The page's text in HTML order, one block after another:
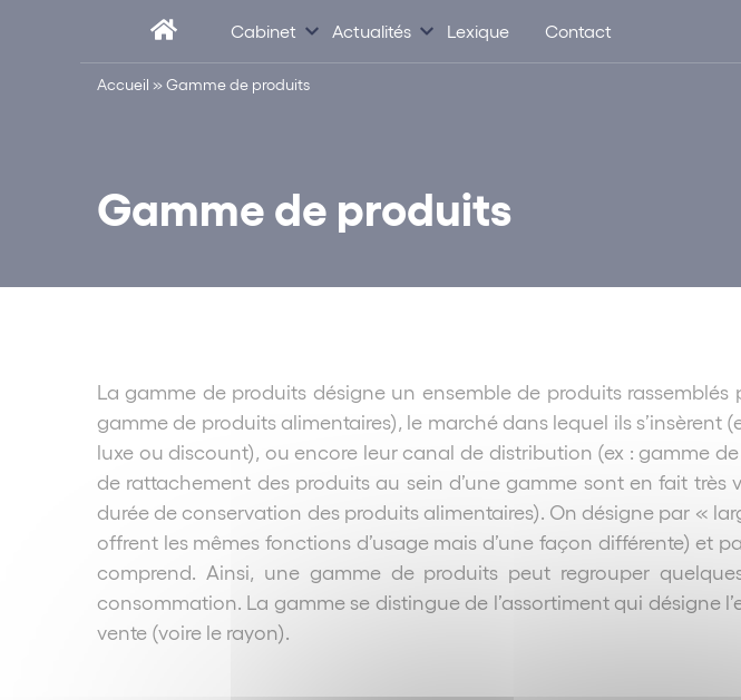
Cabinet Actualités Lexique Contact
Accueil »Gamme de produits
Gamme de produits
La gamme de produits désigne un ensemble de produits
gamme de produits alimentaires), le marché dans lequel ils
luxe ou discount), ou encore leur canal de distribution (ex : gamme
de rattachement des produits au sein d’une gamme sont en fait
durée de conservation des produits alimentaires). On désigne par «
offrent les mêmes fonctions d’usage mais d’une façon différente)
comprend. Ainsi, une gamme de produits peut regrouper
consommation. La gamme se distingue de l’assortiment qui désigne
vente (voire le rayon).